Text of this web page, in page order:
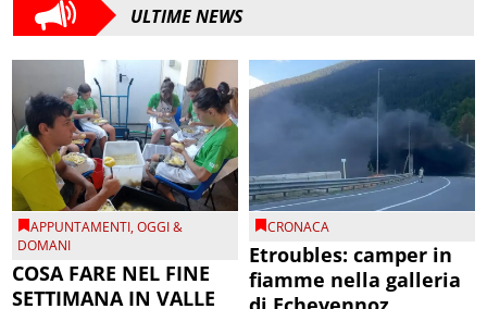
ULTIME NEWS
APPUNTAMENTI,OGGI &
DOMANI
COSA FARE NEL FINE
SETTIMANA IN VALLE
CRONACA
Etroubles: camper in
fiamme nella galleria